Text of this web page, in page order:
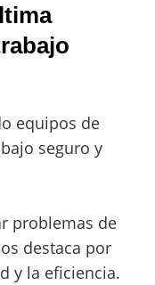
equipos de
seguro y
problemas de
destaca por
y la eficiencia.